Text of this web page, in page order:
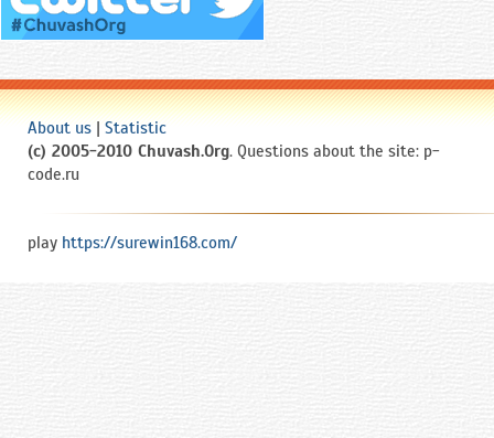
About us | Statistic
(c) 2005-2010 Chuvash.Org. Questions about the site: p-
code.ru
play https://surewin168.com/